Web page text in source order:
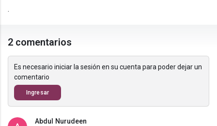
.
2 comentarios
Es necesario iniciar la sesión en su cuenta para poder dejar un
comentario
Ingresar
Abdul Nurudeen